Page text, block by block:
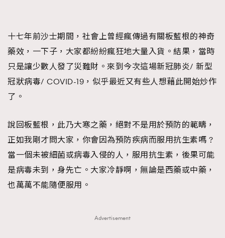
十七年前沙士期間，社會上曾經瘋傳過有關板藍根的神奇
藥效，一下子，大家都紛紛瘋狂地大量入貨。結果，當時
只是讓少數人發了災難財。來到今次這場新冠肺炎/ 新型
冠狀病毒/ COVID-19，似乎最近又有些人想藉此開始炒作
了。
說回板藍根，此乃大寒之藥，絕對不是用於預防的範疇，
正如我剛才問大家，你會因為預防疾病而服用抗生素嗎 ?
當一個未被細菌或病毒入侵的人，服用抗生素，後果可能
是病毒未到，身先亡。大家冷靜啊，無論是西藥或中藥，
也萬萬不能隨便服用。
Advertisement